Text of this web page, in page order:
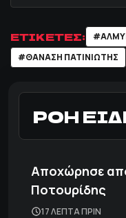
ΕΤΙΚΕΤΕΣ:
#ΘΑΝΑΣΗ ΠΑΤΙΝΙΩΤΗΣ
ΡΟΗ
Αποχώρησε
Ποτουρίδης
17 ΛΕΠΤΑ ΠΡΙΝ